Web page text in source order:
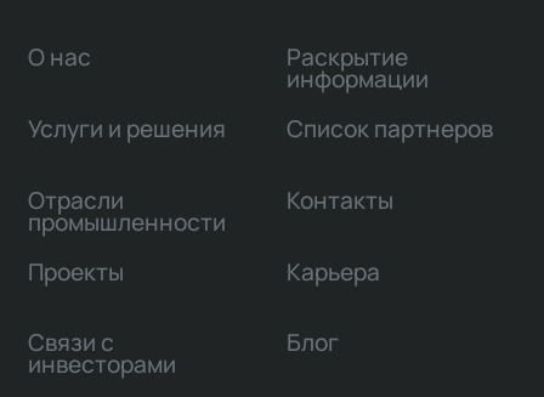
О нас
Услуги и решения
Отрасли
промышленности
Проекты
Связи с
инвесторами
Раскрытие
информации
Список партнеров
Контакты
Карьера
Блог